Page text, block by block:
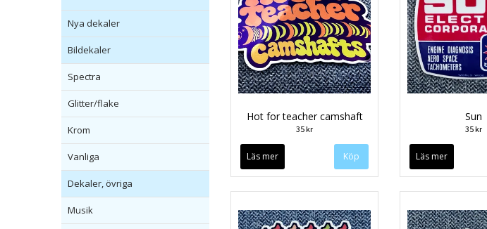
Nya dekaler
Bildekaler
Spectra
Glitter/flake
Krom
Vanliga
Dekaler, övriga
Musik
Hot for teacher camshaft
35 kr
Läs mer
Sun
35 kr
Läs mer